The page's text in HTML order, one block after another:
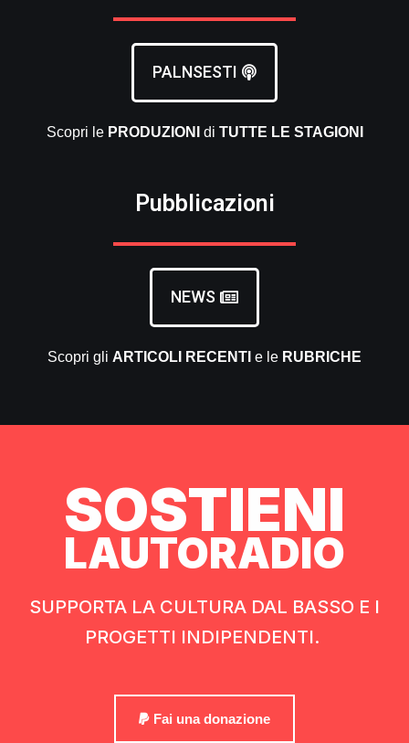
PALNSESTI
Scopri le PRODUZIONI di TUTTE LE STAGIONI
Pubblicazioni
NEWS
Scopri gli ARTICOLI RECENTI e le RUBRICHE
SOSTIENI
LAUTORADIO
SUPPORTA LA CULTURA DAL BASSO E I
PROGETTI INDIPENDENTI.
Fai una donazione